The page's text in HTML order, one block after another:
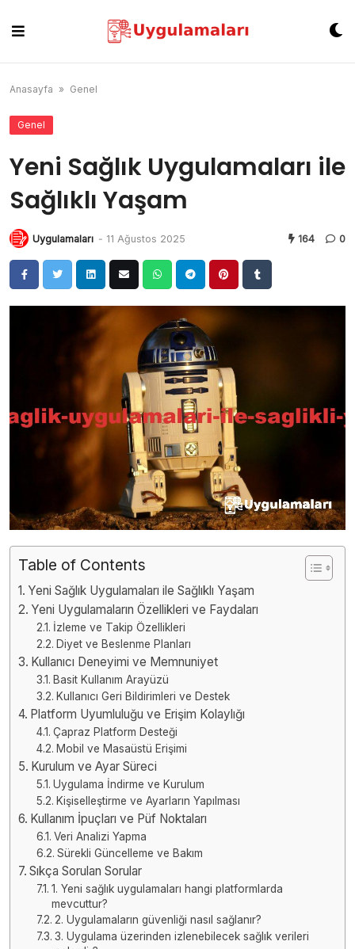
content
Anasayfa » Genel
Genel
Yeni Sağlık Uygulamaları ile
Sağlıklı Yaşam
Uygulamaları - 11 Ağustos 2025 164 0
Table of Contents
Yeni Sağlık Uygulamaları ile Sağlıklı Yaşam
Yeni Uygulamaların Özellikleri ve Faydaları
İzleme ve Takip Özellikleri
Diyet ve Beslenme Planları
Kullanıcı Deneyimi ve Memnuniyet
Basit Kullanım Arayüzü
Kullanıcı Geri Bildirimleri ve Destek
Platform Uyumluluğu ve Erişim Kolaylığı
Çapraz Platform Desteği
Mobil ve Masaüstü Erişimi
Kurulum ve Ayar Süreci
Uygulama İndirme ve Kurulum
Kişiselleştirme ve Ayarların Yapılması
Kullanım İpuçları ve Püf Noktaları
Veri Analizi Yapma
Sürekli Güncelleme ve Bakım
Sıkça Sorulan Sorular
1. Yeni sağlık uygulamaları hangi platformlarda
mevcuttur?
2. Uygulamaların güvenliği nasıl sağlanır?
3. Uygulama üzerinden izlenebilecek sağlık verileri